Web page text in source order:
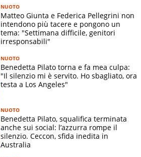
NUOTO
Matteo Giunta e Federica Pellegrini non
intendono più tacere e pongono un
tema: "Settimana difficile, genitori
irresponsabili"
NUOTO
Benedetta Pilato torna e fa mea culpa:
"Il silenzio mi è servito. Ho sbagliato, ora
testa a Los Angeles"
NUOTO
Benedetta Pilato, squalifica terminata
anche sui social: l’azzurra rompe il
silenzio. Ceccon, sfida inedita in
Australia